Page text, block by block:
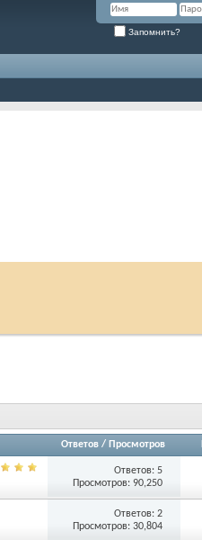
Запомнить?
Ответов / Просмотров
Ответов:5
Просмотров: 90,250
Ответов:2
Просмотров: 30,804